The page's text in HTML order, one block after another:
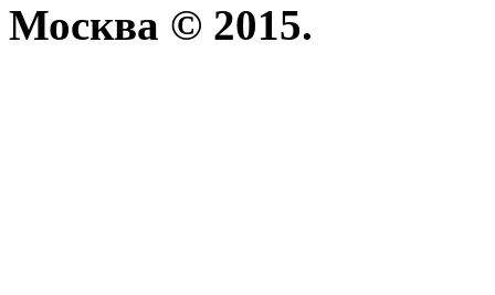
Москва © 2015.